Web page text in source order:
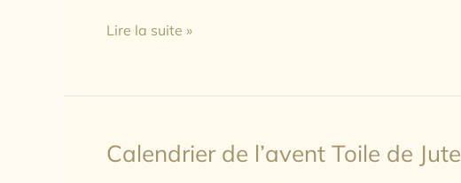
Lire la suite »
Calendrier de l’avent Toile de Jute
Calendrier